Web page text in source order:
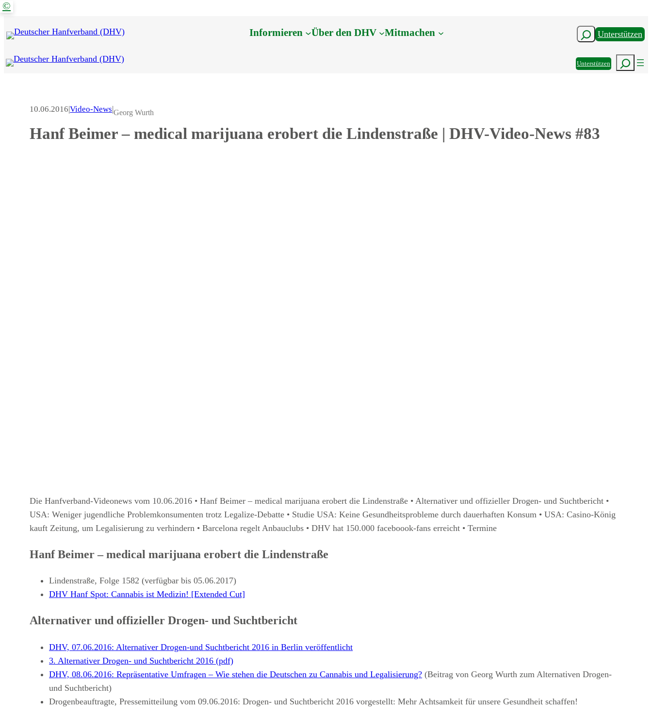
Zum
springen
Informieren Über den DHV Mitmachen SuchenUnterstützen
UnterstützenSuchen
©
10.06.2016|Video-News|Georg Wurth
Hanf Beimer – medical marijuana erobert die Lindenstraße | DHV-Video-News #83
Die Hanfverband-Videonews vom 10.06.2016 • Hanf Beimer – medical marijuana erobert die Lindenstraße • Alternativer und offizieller Drogen- und Suchtbericht •
USA: Weniger jugendliche Problemkonsumenten trotz Legalize-Debatte • Studie USA: Keine Gesundheitsprobleme durch dauerhaften Konsum • USA: Casino-König
kauft Zeitung, um Legalisierung zu verhindern • Barcelona regelt Anbauclubs • DHV hat 150.000 faceboook-fans erreicht • Termine
Hanf Beimer – medical marijuana erobert die Lindenstraße
Lindenstraße, Folge 1582 (verfügbar bis 05.06.2017)
DHV Hanf Spot: Cannabis ist Medizin! [Extended Cut]
Alternativer und offizieller Drogen- und Suchtbericht
DHV, 07.06.2016: Alternativer Drogen-und Suchtbericht 2016 in Berlin veröffentlicht
3. Alternativer Drogen- und Suchtbericht 2016 (pdf)
DHV, 08.06.2016: Repräsentative Umfragen – Wie stehen die Deutschen zu Cannabis und Legalisierung? (Beitrag von Georg Wurth zum Alternativen Drogen-
und Suchtbericht)
Drogenbeauftragte, Pressemitteilung vom 09.06.2016: Drogen- und Suchtbericht 2016 vorgestellt: Mehr Achtsamkeit für unsere Gesundheit schaffen!